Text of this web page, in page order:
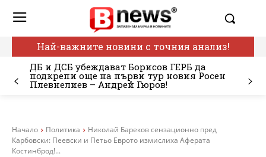
Най-важните новини с точния анализ!
ДБ и ДСБ убеждават Борисов ГЕРБ да
подкрепи още на първи тур новия Росен
Плевнелиев – Андрей Гюров!
Начало Политика
Николай Бареков сензационно пред
Карбовски: Пеевски и Петьо Еврото измислиха Аферата
Костинброд!...